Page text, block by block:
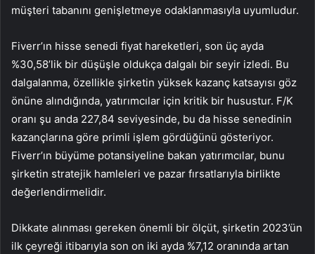
müşteri tabanını genişletmeye odaklanmasıyla uyumludur.
Fiverr’ın hisse senedi fiyat hareketleri, son üç ayda
%30,58’lik bir düşüşle oldukça dalgalı bir seyir izledi. Bu
dalgalanma, özellikle şirketin yüksek kazanç katsayısı göz
önüne alındığında, yatırımcılar için kritik bir husustur. F/K
oranı şu anda 227,84 seviyesinde, bu da hisse senedinin
kazançlarına göre primli işlem gördüğünü gösteriyor.
Fiverr’ın büyüme potansiyeline bakan yatırımcılar, bunu
şirketin stratejik hamleleri ve pazar fırsatlarıyla birlikte
değerlendirmelidir.
Dikkate alınması gereken önemli bir ölçüt, şirketin 2023’ün
ilk çeyreği itibarıyla son on iki ayda %7,12 oranında artan